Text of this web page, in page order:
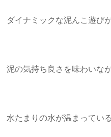
ダイナミックな泥んこ遊び
泥の気持ち良さを味わいな
水たまりの水が温まってい